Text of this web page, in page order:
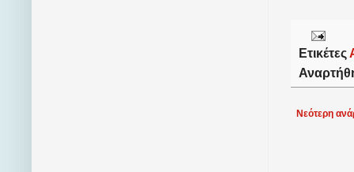
Ετικέτες
Νεότερη